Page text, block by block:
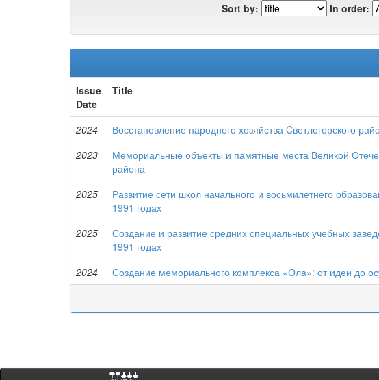
Sort by: In order:
Issue
Date
Title
2024 Восстановление народного хозяйства Cветлогорского
2023
Мемориальные объекты и памятные места Великой
района
2025
Развитие сети школ начального и восьмилетнего
1991 годах
2025
Создание и развитие средних специальных учебных
1991 годах
2024 Создание мемориального комплекса «Ола»: от идеи до